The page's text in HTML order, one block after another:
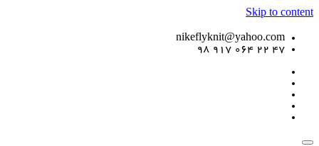
Skip to content
nikeflyknit@yahoo.com
47 22 064 917 98